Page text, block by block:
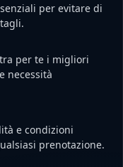
per evitare di
per te i migliori
necessità
e condizioni
prenotazione.